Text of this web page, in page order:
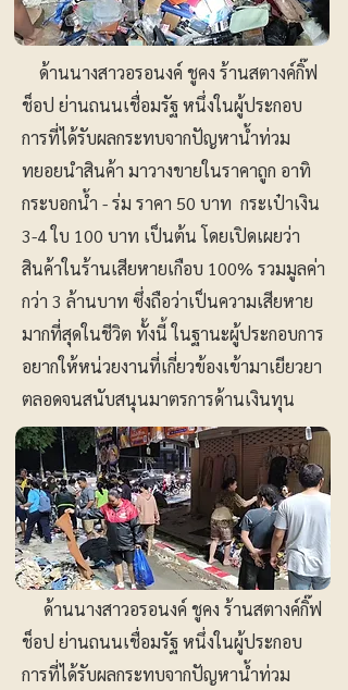
ด้านนางสาวอรอนงค์ ชูคง ร้านสตางค์กิ๊ฟ
ช็อป ย่านถนนเชื่อมรัฐ หนึ่งในผู้ประกอบ
การที่ได้รับผลกระทบจากปัญหาน้ำท่วม
ทยอยนำสินค้า มาวางขายในราคาถูก อาทิ
กระบอกน้ำ - ร่ม ราคา 50 บาท กระเป๋าเงิน
3-4 ใบ 100 บาท เป็นต้น โดยเปิดเผยว่า
สินค้าในร้านเสียหายเกือบ 100% รวมมูลค่า
กว่า 3 ล้านบาท ซึ่งถือว่าเป็นความเสียหาย
มากที่สุดในชีวิต ทั้งนี้ ในฐานะผู้ประกอบการ
อยากให้หน่วยงานที่เกี่ยวข้องเข้ามาเยียวยา
ตลอดจนสนับสนุนมาตรการด้านเงินทุน
ด้านนางสาวอรอนงค์ ชูคง ร้านสตางค์กิ๊ฟ
ช็อป ย่านถนนเชื่อมรัฐ หนึ่งในผู้ประกอบ
การที่ได้รับผลกระทบจากปัญหาน้ำท่วม